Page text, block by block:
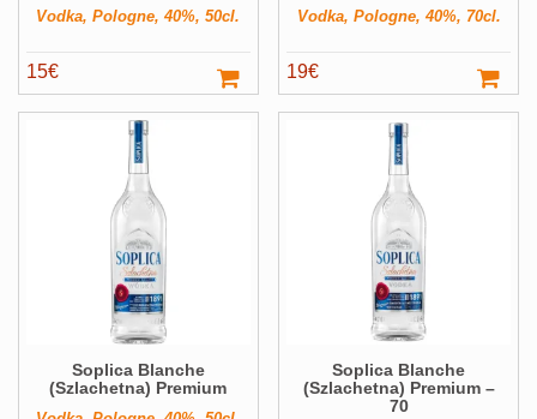
Vodka, Pologne, 40%, 50cl.
15€
Vodka, Pologne, 40%, 70cl.
19€
Soplica Blanche
(Szlachetna) Premium
Soplica Blanche
(Szlachetna) Premium –
70